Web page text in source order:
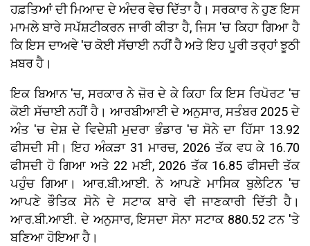
ਹਫ਼ਤਿਆਂ ਦੀ ਮਿਆਦ ਦੇ ਅੰਦਰ ਵੇਚ ਦਿੱਤਾ ਹੈ। ਸਰਕਾਰ ਨੇ ਹੁਣ ਇਸ
ਮਾਮਲੇ ਬਾਰੇ ਸਪੱਸ਼ਟੀਕਰਨ ਜਾਰੀ ਕੀਤਾ ਹੈ, ਜਿਸ 'ਚ ਕਿਹਾ ਗਿਆ ਹੈ
ਕਿ ਇਸ ਦਾਅਵੇ 'ਚ ਕੋਈ ਸੱਚਾਈ ਨਹੀਂ ਹੈ ਅਤੇ ਇਹ ਪੂਰੀ ਤਰ੍ਹਾਂ ਝੂਠੀ
ਖ਼ਬਰ ਹੈ।
ਇਕ ਬਿਆਨ 'ਚ, ਸਰਕਾਰ ਨੇ ਜ਼ੋਰ ਦੇ ਕੇ ਕਿਹਾ ਕਿ ਇਸ ਰਿਪੋਰਟ 'ਚ
ਕੋਈ ਸੱਚਾਈ ਨਹੀਂ ਹੈ। ਆਰਬੀਆਈ ਦੇ ਅਨੁਸਾਰ, ਸਤੰਬਰ 2025 ਦੇ
ਅੰਤ 'ਚ ਦੇਸ਼ ਦੇ ਵਿਦੇਸ਼ੀ ਮੁਦਰਾ ਭੰਡਾਰ 'ਚ ਸੋਨੇ ਦਾ ਹਿੱਸਾ 13.92
ਫੀਸਦੀ ਸੀ। ਇਹ ਅੰਕੜਾ 31 ਮਾਰਚ, 2026 ਤੱਕ ਵਧ ਕੇ 16.70
ਫੀਸਦੀ ਹੋ ਗਿਆ ਅਤੇ 22 ਮਈ, 2026 ਤੱਕ 16.85 ਫੀਸਦੀ ਤੱਕ
ਪਹੁੰਚ ਗਿਆ। ਆਰ.ਬੀ.ਆਈ. ਨੇ ਆਪਣੇ ਮਾਸਿਕ ਬੁਲੇਟਿਨ 'ਚ
ਆਪਣੇ ਭੌਤਿਕ ਸੋਨੇ ਦੇ ਸਟਾਕ ਬਾਰੇ ਵੀ ਜਾਣਕਾਰੀ ਦਿੱਤੀ ਹੈ।
ਆਰ.ਬੀ.ਆਈ. ਦੇ ਅਨੁਸਾਰ, ਇਸਦਾ ਸੋਨਾ ਸਟਾਕ 880.52 ਟਨ 'ਤੇ
ਬਣਿਆ ਹੋਇਆ ਹੈ।